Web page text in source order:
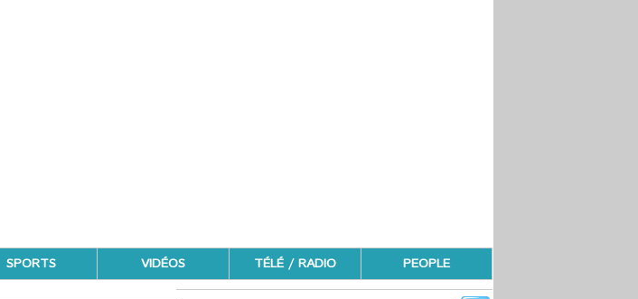
SPORTS VIDÉOS TÉLÉ / RADIO PEOPLE